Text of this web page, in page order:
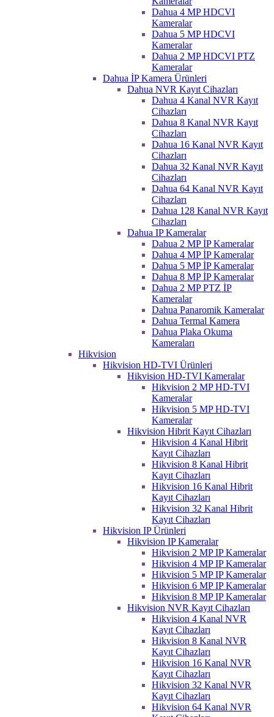
Dahua 4 MP HDCVI
Kameralar
Dahua 5 MP HDCVI
Kameralar
Dahua 2 MP HDCVI PTZ
Kameralar
Dahua İP Kamera Ürünleri
Dahua NVR Kayıt Cihazları
Dahua 4 Kanal NVR Kayıt
Cihazları
Dahua 8 Kanal NVR Kayıt
Cihazları
Dahua 16 Kanal NVR Kayıt
Cihazları
Dahua 32 Kanal NVR Kayıt
Cihazları
Dahua 64 Kanal NVR Kayıt
Cihazları
Dahua 128 Kanal NVR Kayıt
Cihazları
Dahua IP Kameralar
Dahua 2 MP İP Kameralar
Dahua 4 MP İP Kameralar
Dahua 5 MP İP Kameralar
Dahua 8 MP İP Kameralar
Dahua 2 MP PTZ İP
Kameralar
Dahua Panaromik Kameralar
Dahua Termal Kamera
Dahua Plaka Okuma
Kameraları
Hikvision
Hikvision HD-TVI Ürünleri
Hikvision HD-TVI Kameralar
Hikvision 2 MP HD-TVI
Kameralar
Hikvision 5 MP HD-TVI
Kameralar
Hikvision Hibrit Kayıt Cihazları
Hikvision 4 Kanal Hibrit
Kayıt Cihazları
Hikvision 8 Kanal Hibrit
Kayıt Cihazları
Hikvision 16 Kanal Hibrit
Kayıt Cihazları
Hikvision 32 Kanal Hibrit
Kayıt Cihazları
Hikvision IP Ürünleri
Hikvision IP Kameralar
Hikvision 2 MP IP Kameralar
Hikvision 4 MP IP Kameralar
Hikvision 5 MP IP Kameralar
Hikvision 6 MP IP Kameralar
Hikvision 8 MP IP Kameralar
Hikvision NVR Kayıt Cihazları
Hikvision 4 Kanal NVR
Kayıt Cihazları
Hikvision 8 Kanal NVR
Kayıt Cihazları
Hikvision 16 Kanal NVR
Kayıt Cihazları
Hikvision 32 Kanal NVR
Kayıt Cihazları
Hikvision 64 Kanal NVR